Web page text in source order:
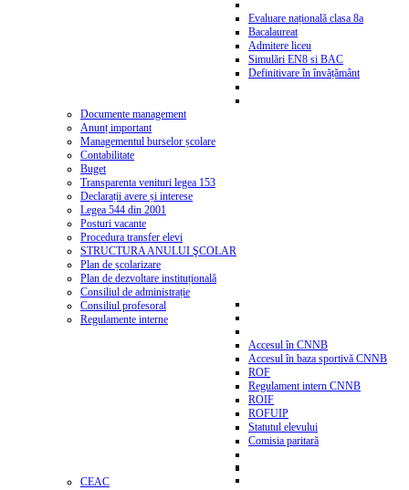
Evaluare națională clasa 8a
Bacalaureat
Admitere liceu
Simulări EN8 si BAC
Definitivare în învățământ
Documente management
Anunț important
Managementul burselor școlare
Contabilitate
Buget
Transparenta venituri legea 153
Declarații avere și interese
Legea 544 din 2001
Posturi vacante
Procedura transfer elevi
STRUCTURA ANULUI ŞCOLAR
Plan de școlarizare
Plan de dezvoltare instituțională
Consiliul de administrație
Consiliul profesoral
Regulamente interne
Accesul în CNNB
Accesul în baza sportivă CNNB
ROF
Regulament intern CNNB
ROIF
ROFUIP
Statutul elevului
Comisia paritară
CEAC